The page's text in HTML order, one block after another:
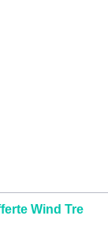
Wind Tre